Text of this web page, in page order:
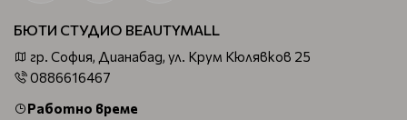
БЮТИ СТУДИО BEAUTYMALL
гр. София, Дианабад, ул. Крум Кюлявков 25
0886616467
Работно време